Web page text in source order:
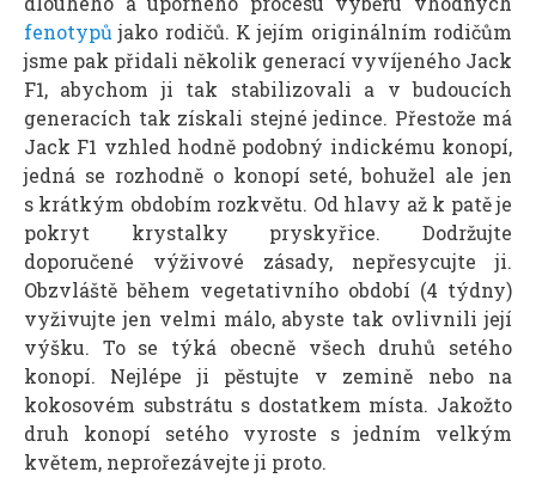
fenotypů jako rodičů. K jejím originálním rodičům
jsme pak přidali několik generací vyvíjeného Jack
F1, abychom ji tak stabilizovali a v budoucích
generacích tak získali stejné jedince. Přestože má
Jack F1 vzhled hodně podobný indickému konopí,
jedná se rozhodně o konopí seté, bohužel ale jen
s krátkým obdobím rozkvětu. Od hlavy až k patě je
pokryt krystalky pryskyřice. Dodržujte
doporučené výživové zásady, nepřesycujte ji.
Obzvláště během vegetativního období (4 týdny)
vyživujte jen velmi málo, abyste tak ovlivnili její
výšku. To se týká obecně všech druhů setého
konopí. Nejlépe ji pěstujte v zemině nebo na
kokosovém substrátu s dostatkem místa. Jakožto
druh konopí setého vyroste s jedním velkým
květem, neprořezávejte ji proto.